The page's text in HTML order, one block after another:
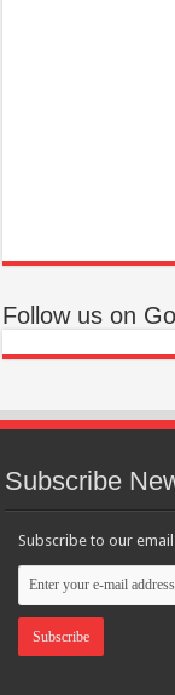
Follow us on
Subscribe
Subscribe to our